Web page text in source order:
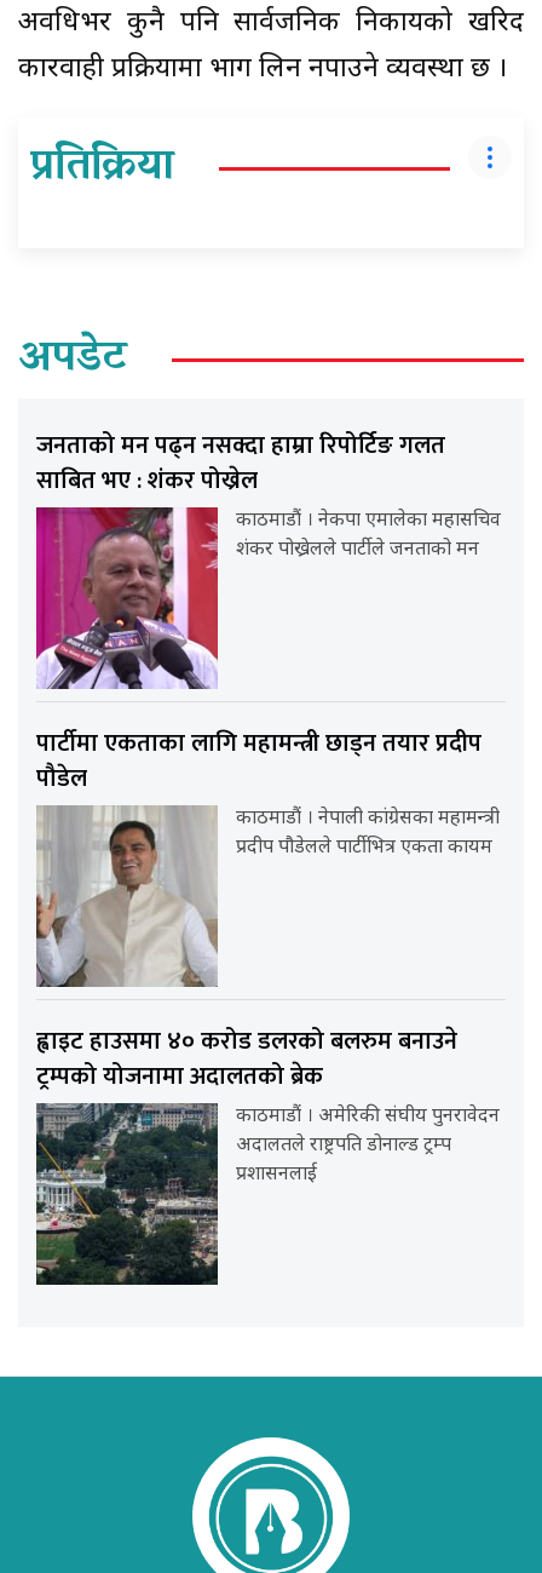
अवधिभर कुनै पनि सार्वजनिक निकायको खरिद
कारवाही प्रक्रियामा भाग लिन नपाउने व्यवस्था छ ।
प्रतिक्रिया
अपडेट
जनताको मन पढ्न नसक्दा हाम्रा रिपोर्टिङ गलत
साबित भए : शंकर पोख्रेल
काठमाडौं । नेकपा एमालेका महासचिव
शंकर पोख्रेलले पार्टीले जनताको मन
पार्टीमा एकताका लागि महामन्त्री छाड्न तयार प्रदीप
पौडेल
काठमाडौं । नेपाली कांग्रेसका महामन्त्री
प्रदीप पौडेलले पार्टीभित्र एकता कायम
ह्वाइट हाउसमा ४० करोड डलरको बलरुम बनाउने
ट्रम्पको योजनामा अदालतको ब्रेक
काठमाडौं । अमेरिकी संघीय पुनरावेदन
अदालतले राष्ट्रपति डोनाल्ड ट्रम्प
प्रशासनलाई